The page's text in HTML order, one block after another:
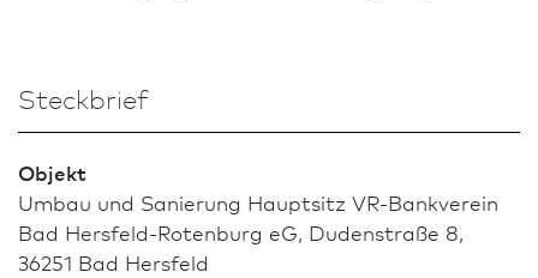
Steckbrief
Objekt
Umbau und Sanierung Hauptsitz VR-Bankverein
Bad Hersfeld-Roten­burg eG, Dudenstraße 8,
36251 Bad Hersfeld